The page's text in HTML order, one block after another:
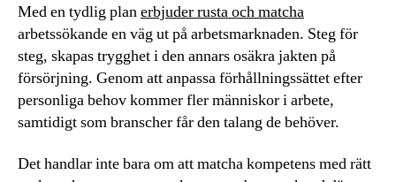
Med en tydlig planerbjuder rusta och matcha
arbetssökande en väg ut på arbetsmarknaden. Steg för
steg, skapas trygghet i den annars osäkra jakten på
försörjning. Genom att anpassa förhållningssättet efter
personliga behov kommer fler människor i arbete,
samtidigt som branscher får den talang de behöver.
Det handlar inte bara om att matcha kompetens med rätt